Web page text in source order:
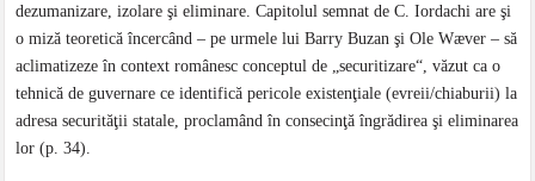
dezumanizare, izolare şi eliminare. Capitolul semnat de C. Iordachi are şi
o miză teoretică încercând – pe urmele lui Barry Buzan şi Ole Wæver – să
aclimatizeze în context românesc conceptul de „securitizare“, văzut ca o
tehnică de guvernare ce identifică pericole existenţiale (evreii/chiaburii) la
adresa securităţii statale, proclamând în consecinţă îngrădirea şi eliminarea
lor (p. 34).